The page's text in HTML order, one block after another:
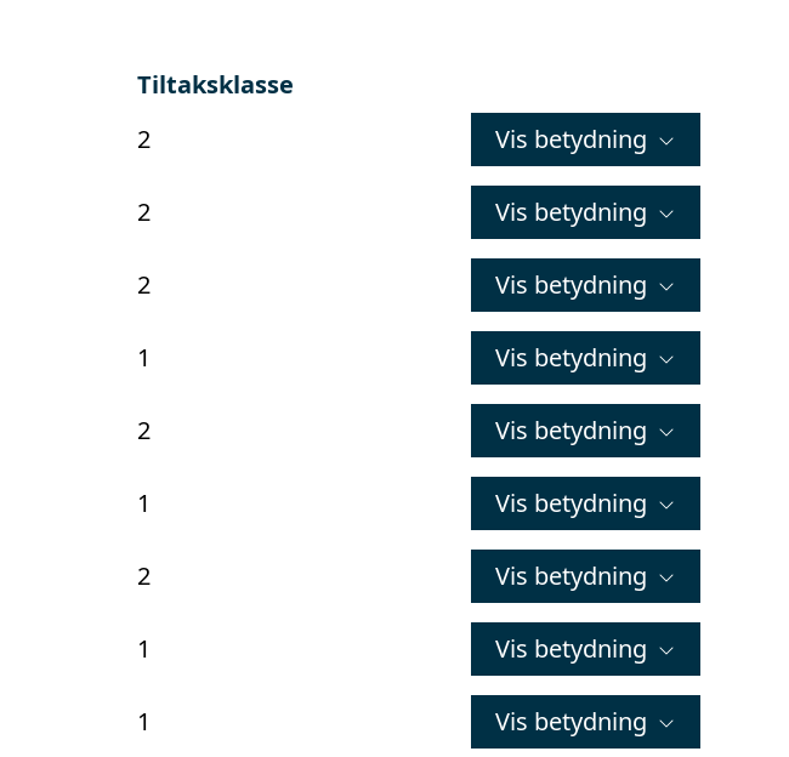
Tiltaksklasse
2 Vis betydning
2 Vis betydning
2 Vis betydning
1 Vis betydning
2 Vis betydning
1 Vis betydning
2 Vis betydning
1 Vis betydning
1 Vis betydning